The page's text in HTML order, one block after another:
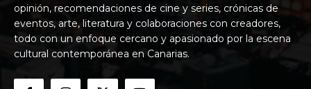
opinión, recomendaciones de cine y series, crónicas de
eventos, arte, literatura y colaboraciones con creadores,
todo con un enfoque cercano y apasionado por la escena
cultural contemporánea en Canarias.